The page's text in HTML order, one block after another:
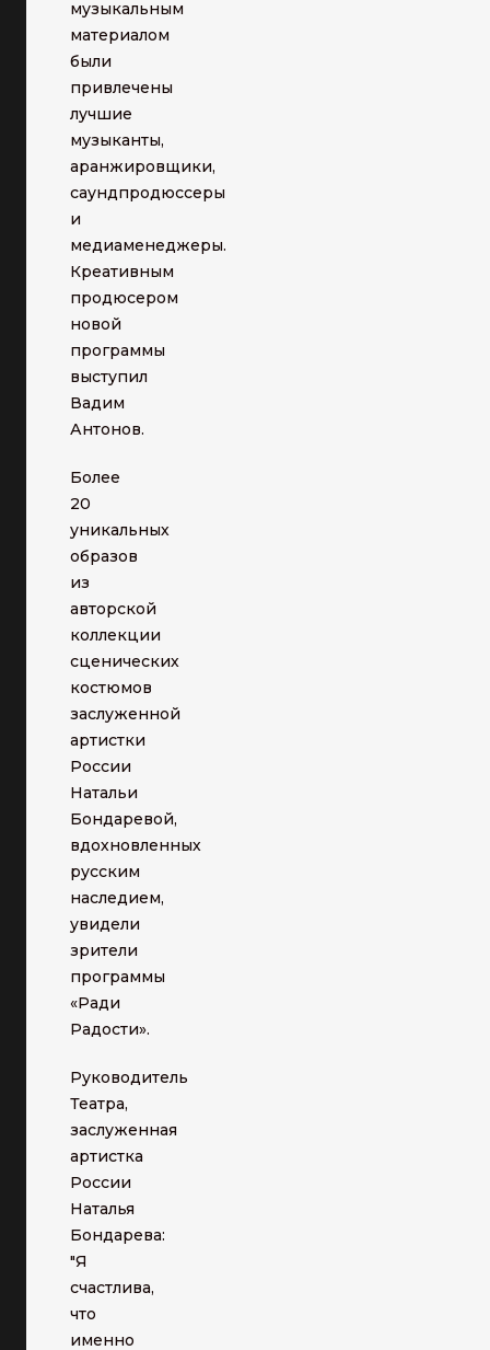
музыкальным
материалом
были
привлечены
лучшие
музыканты,
аранжировщики,
саундпродюссеры
и
медиаменеджеры.
Креативным
продюсером
новой
программы
выступил
Вадим
Антонов.
Более
20
уникальных
образов
из
авторской
коллекции
сценических
костюмов
заслуженной
артистки
России
Натальи
Бондаревой,
вдохновленных
русским
наследием,
увидели
зрители
программы
«Ради
Радости».
Руководитель
Театра,
заслуженная
артистка
России
Наталья
Бондарева:
"Я
счастлива,
что
именно